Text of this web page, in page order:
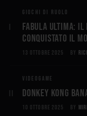
GIOCHI DI RUOLO
Fabula Ultima:
conquistato il
13 OTTOBRE 2025 BY
VIDEOGAME
Donkey Kong
10 OTTOBRE 2025 BY